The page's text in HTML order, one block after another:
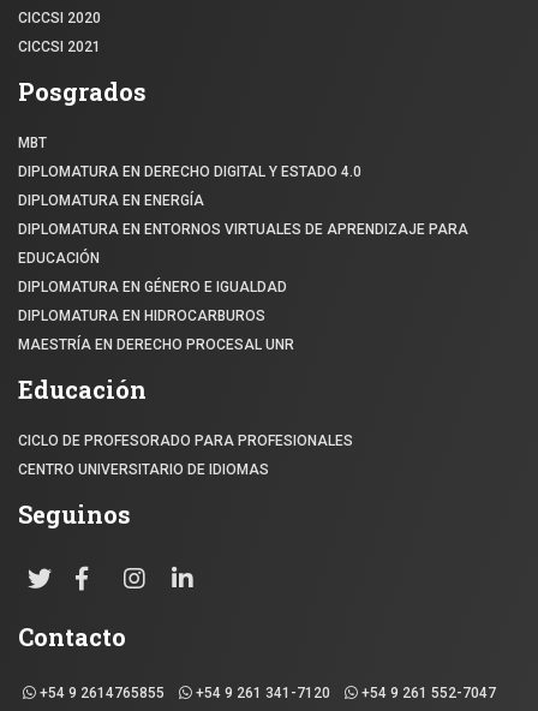
CICCSI 2020
CICCSI 2021
Posgrados
MBT
DIPLOMATURA EN DERECHO DIGITAL Y ESTADO 4.0
DIPLOMATURA EN ENERGÍA
DIPLOMATURA EN ENTORNOS VIRTUALES DE APRENDIZAJE PARA
EDUCACIÓN
DIPLOMATURA EN GÉNERO E IGUALDAD
DIPLOMATURA EN HIDROCARBUROS
MAESTRÍA EN DERECHO PROCESAL UNR
Educación
CICLO DE PROFESORADO PARA PROFESIONALES
CENTRO UNIVERSITARIO DE IDIOMAS
Seguinos
Contacto
+54 9 2614765855 +54 9 261 341-7120 +54 9 261 552-7047